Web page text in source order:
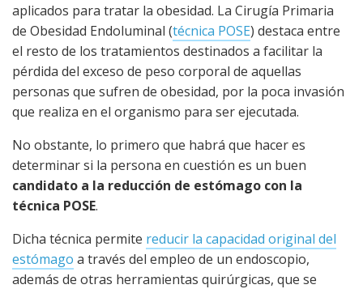
aplicados para tratar la obesidad. La Cirugía Primaria
de Obesidad Endoluminal (técnica POSE) destaca entre
el resto de los tratamientos destinados a facilitar la
pérdida del exceso de peso corporal de aquellas
personas que sufren de obesidad, por la poca invasión
que realiza en el organismo para ser ejecutada.
No obstante, lo primero que habrá que hacer es
determinar si la persona en cuestión es un buen
candidato a la reducción de estómago con la
técnica POSE.
Dicha técnica permite reducir la capacidad original del
estómago a través del empleo de un endoscopio,
además de otras herramientas quirúrgicas, que se